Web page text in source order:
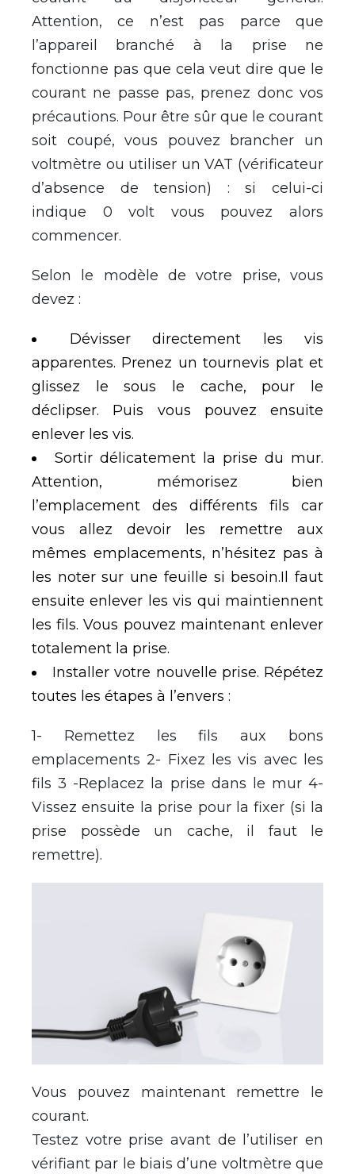
Attention, ce n’est pas parce que
l’appareil branché à la prise ne
fonctionne pas que cela veut dire que le
courant ne passe pas, prenez donc vos
précautions. Pour être sûr que le courant
soit coupé, vous pouvez brancher un
voltmètre ou utiliser un VAT (vérificateur
d’absence de tension) : si celui-ci
indique 0 volt vous pouvez alors
commencer.
Selon le modèle de votre prise, vous
devez :
Dévisser directement les vis
apparentes. Prenez un tournevis plat et
glissez le sous le cache, pour le
déclipser. Puis vous pouvez ensuite
enlever les vis.
Sortir délicatement la prise du mur.
Attention, mémorisez bien
l’emplacement des différents fils car
vous allez devoir les remettre aux
mêmes emplacements, n’hésitez pas à
les noter sur une feuille si besoin.Il faut
ensuite enlever les vis qui maintiennent
les fils. Vous pouvez maintenant enlever
totalement la prise.
Installer votre nouvelle prise. Répétez
toutes les étapes à l’envers :
1- Remettez les fils aux bons
emplacements 2- Fixez les vis avec les
fils 3 -Replacez la prise dans le mur 4-
Vissez ensuite la prise pour la fixer (si la
prise possède un cache, il faut le
remettre).
Vous pouvez maintenant remettre le
courant.
Testez votre prise avant de l’utiliser en
vérifiant par le biais d’une voltmètre que